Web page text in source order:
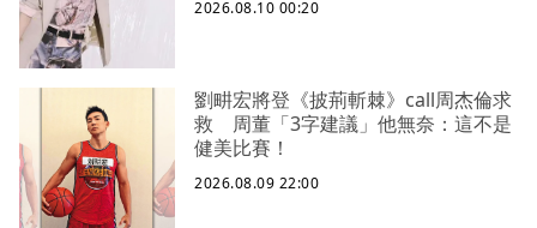
2026.08.10 00:20
劉畊宏將登《披荊斬棘》call周杰倫求
救 周董「3字建議」他無奈：這不是
健美比賽！
2026.08.09 22:00